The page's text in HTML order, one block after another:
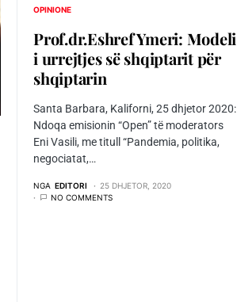
OPINIONE
Prof.dr.Eshref Ymeri: Modeli
i urrejtjes së shqiptarit për
shqiptarin
Santa Barbara, Kaliforni, 25 dhjetor 2020:
Ndoqa emisionin “Open” të moderators
Eni Vasili, me titull “Pandemia, politika,
negociatat,…
NGA EDITORI
25 DHJETOR, 2020
NO COMMENTS